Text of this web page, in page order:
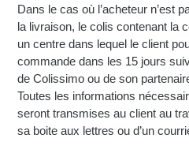
Dans le cas où l’acheteur n’est
la livraison, le colis contenant la
un centre dans lequel le client
commande dans les 15 jours
de Colissimo ou de son
Toutes les informations
seront transmises au client au
sa boite aux lettres ou d’un